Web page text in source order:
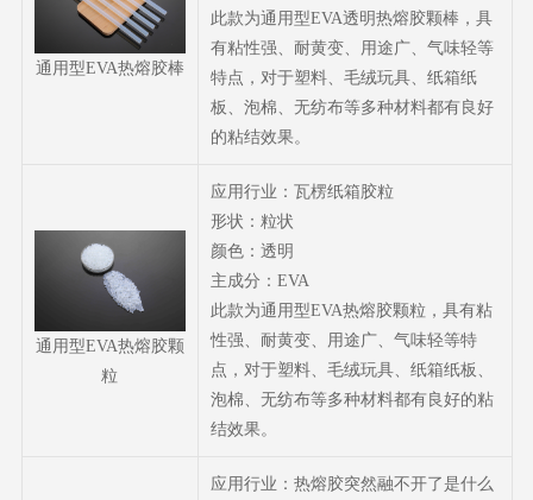
通用型EVA热熔胶棒
此款为通用型EVA透明热熔胶颗棒，具
有粘性强、耐黄变、用途广、气味轻等
特点，对于塑料、毛绒玩具、纸箱纸
板、泡棉、无纺布等多种材料都有良好
的粘结效果。
通用型EVA热熔胶颗
粒
应用行业：瓦楞纸箱胶粒
形状：粒状
颜色：透明
主成分：EVA
此款为通用型EVA热熔胶颗粒，具有粘
性强、耐黄变、用途广、气味轻等特
点，对于塑料、毛绒玩具、纸箱纸板、
泡棉、无纺布等多种材料都有良好的粘
结效果。
应用行业：热熔胶突然融不开了是什么